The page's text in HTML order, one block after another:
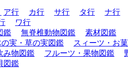
ア行 カ行 サ行 タ行
ナ行
ワ行
鑑 無脊椎動物図鑑
素材図鑑
の実・草の実図鑑
スィーツ・お菓
み物図鑑 フルーツ・果物図鑑
図鑑